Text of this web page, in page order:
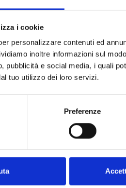
i cookie
personalizzare contenuti ed
inoltre informazioni sul
pubblicità e social media, i quali
tuo utilizzo dei loro servizi.
Preferenze
d’epoca mette luce
di Giancarlo Rizzoglio,La
storiche di quel
un video animazione
https://youtu.be/